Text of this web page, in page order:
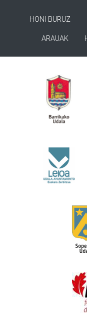
HONI BURUZ
ARAUAK